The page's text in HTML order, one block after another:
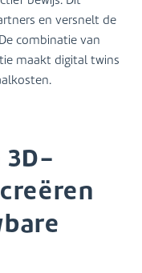
en versnelt de
combinatie van
maakt digital twins
3D-